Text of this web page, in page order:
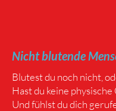
Blutest du noch nicht,
Hast du keine
Und fühlst du dich
Nicht blutende